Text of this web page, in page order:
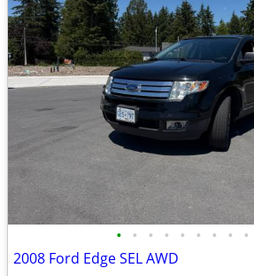
• • • • • • • • •
2008 Ford Edge SEL AWD